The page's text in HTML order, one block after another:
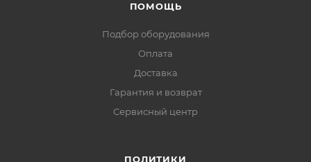
ПОМОЩЬ
Подбор оборудования
Оплата
Доставка
Гарантия и возврат
Сервисный центр
ПОЛИТИКИ